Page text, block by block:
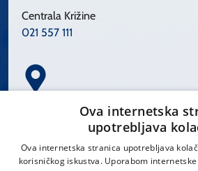
Centrala Križine
021 557 111
Spinčićeva 1, 21000 Split
Ova internetska
upotrebljava
Ova internetska stranica upotrebljava
korisničkog iskustva. Uporabom